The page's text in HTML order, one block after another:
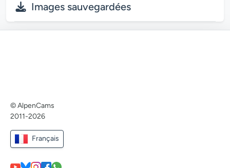
Images sauvegardées
© AlpenCams
2011-2026
Français